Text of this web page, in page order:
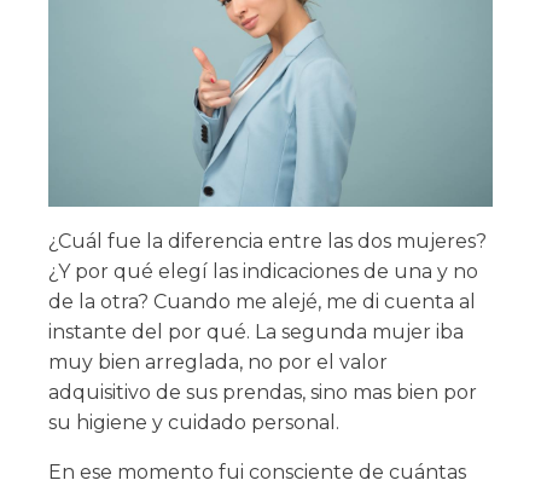
¿Cuál fue la diferencia entre las dos mujeres?
¿Y por qué elegí las indicaciones de una y no
de la otra? Cuando me alejé, me di cuenta al
instante del por qué. La segunda mujer iba
muy bien arreglada, no por el valor
adquisitivo de sus prendas, sino mas bien por
su higiene y cuidado personal.
En ese momento fui consciente de cuántas